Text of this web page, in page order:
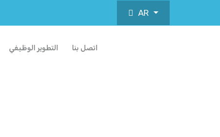
AR
التطوير الوظيفي اتصل بنا